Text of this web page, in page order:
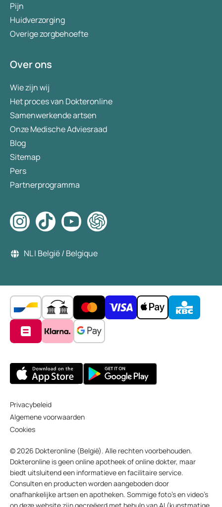
Pijn
Huidverzorging
Overige zorgbehoefte
Over ons
Wie zijn wij
Het proces van Dokteronline
Samenwerkende artsen
Onze Medische Adviesraad
Blog
Sitemap
Pers
Partnerprogramma
NL | België / Belgique
Privacybeleid
Algemene voorwaarden
Cookies
© 2026 Dokteronline (België). Alle rechten voorbehouden.
Dokteronline is geen online apotheek of online dokter, maar
biedt uitsluitend een informatieve en facilitaire service.
Consulten en producten worden aangeboden door
onafhankelijke artsen en apotheken. Sommige foto’s en video’s